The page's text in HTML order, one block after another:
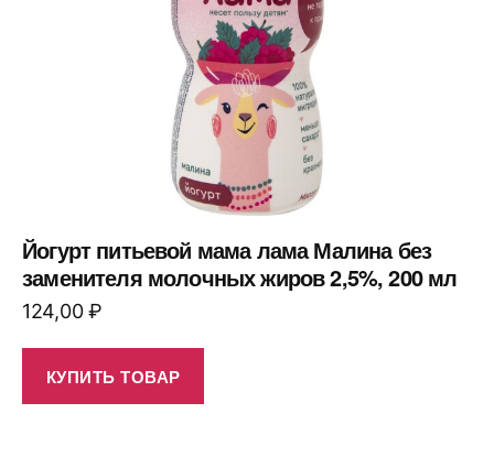
Йогурт питьевой мама лама Малина без
заменителя молочных жиров 2,5%, 200 мл
124,00₽
КУПИТЬ ТОВАР